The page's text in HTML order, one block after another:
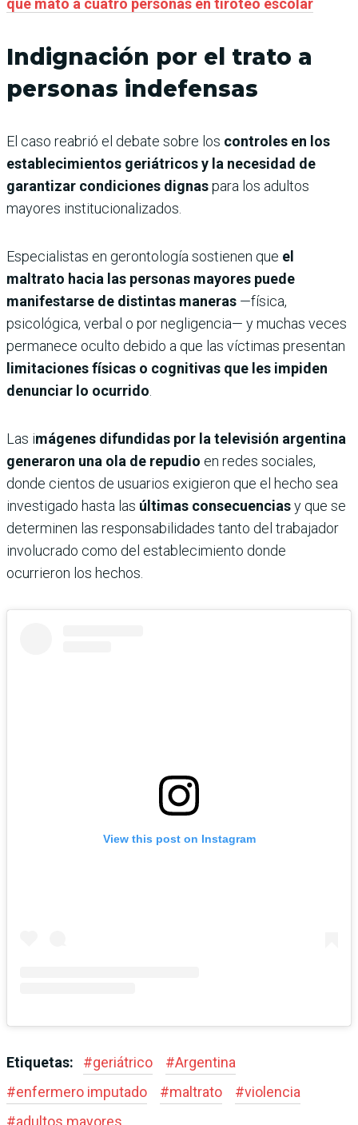
Indignación por el trato a
personas indefensas
El caso reabrió el debate sobre los controles en los
establecimientos geriátricos y la necesidad de
garantizar condiciones dignaspara los adultos
mayores institucionalizados.
Especialistas en gerontología sostienen que el
maltrato hacia las personas mayores puede
manifestarse de distintas maneras —física,
psicológica, verbal o por negligencia— y muchas veces
permanece oculto debido a que las víctimas presentan
limitaciones físicas o cognitivas que les impiden
denunciar lo ocurrido
Las imágenes difundidas por la televisión argentina
generaron una ola de repudio en redes sociales,
donde cientos de usuarios exigieron que el hecho sea
investigado hasta las últimas consecuenciasy que se
determinen las responsabilidades tanto del trabajador
involucrado como del establecimiento donde
ocurrieron los hechos.
View this post on Instagram
Etiquetas: #geriátrico #Argentina
#enfermero imputado #maltrato #violencia
#adultos mayores